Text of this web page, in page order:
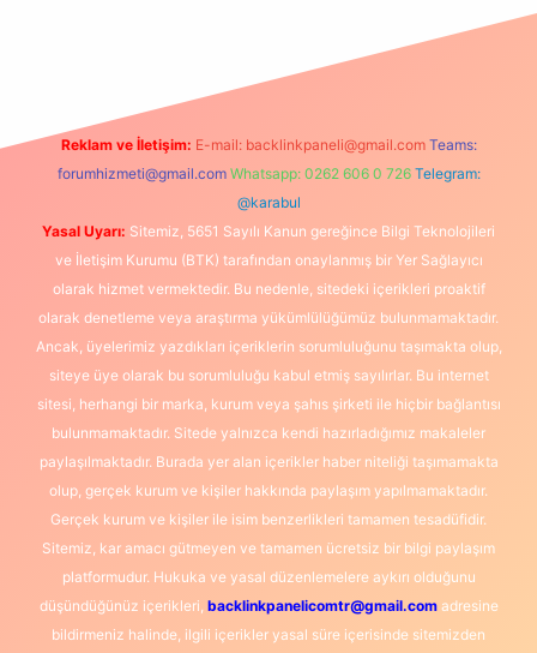
Reklam ve İletişim: E-mail: backlinkpaneli@gmail.com Teams:
forumhizmeti@gmail.com Whatsapp: 0262 606 0 726 Telegram:
@karabul
Yasal Uyarı: Sitemiz, 5651 Sayılı Kanun gereğince Bilgi Teknolojileri
ve İletişim Kurumu (BTK) tarafından onaylanmış bir Yer Sağlayıcı
olarak hizmet vermektedir. Bu nedenle, sitedeki içerikleri proaktif
olarak denetleme veya araştırma yükümlülüğümüz bulunmamaktadır.
Ancak, üyelerimiz yazdıkları içeriklerin sorumluluğunu taşımakta olup,
siteye üye olarak bu sorumluluğu kabul etmiş sayılırlar. Bu internet
sitesi, herhangi bir marka, kurum veya şahıs şirketi ile hiçbir bağlantısı
bulunmamaktadır. Sitede yalnızca kendi hazırladığımız makaleler
paylaşılmaktadır. Burada yer alan içerikler haber niteliği taşımamakta
olup, gerçek kurum ve kişiler hakkında paylaşım yapılmamaktadır.
Gerçek kurum ve kişiler ile isim benzerlikleri tamamen tesadüfidir.
Sitemiz, kar amacı gütmeyen ve tamamen ücretsiz bir bilgi paylaşım
platformudur. Hukuka ve yasal düzenlemelere aykırı olduğunu
düşündüğünüz içerikleri, backlinkpanelicomtr@gmail.comadresine
bildirmeniz halinde, ilgili içerikler yasal süre içerisinde sitemizden